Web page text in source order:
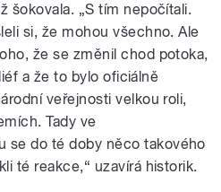
šokovala. „S tím nepočítali.
si, že mohou všechno. Ale
že se změnil chod potoka,
a že to bylo oficiálně
veřejnosti velkou roli,
Tady ve
se do té doby něco takového
té reakce,“ uzavírá historik.